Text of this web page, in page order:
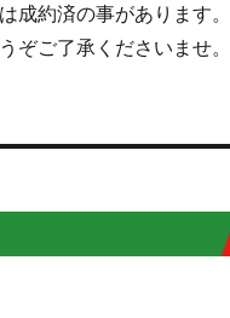
約済の事があります。
ぞご了承くださいませ。